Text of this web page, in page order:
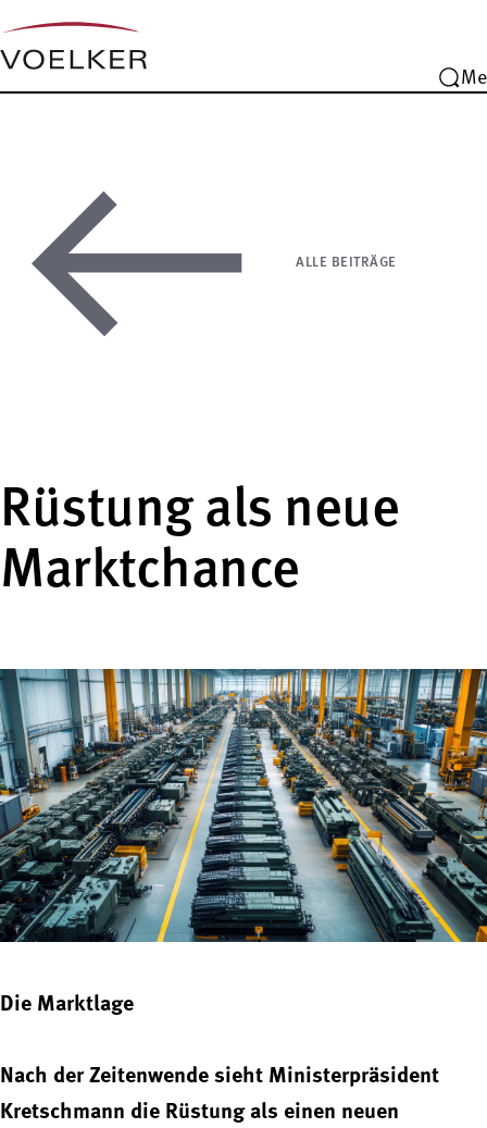
ALLE BEITRÄGE
Rüstung als neue
Marktchance
Die Marktlage
Nach der Zeitenwende sieht Ministerpräsident
Kretschmann die Rüstung als einen neuen